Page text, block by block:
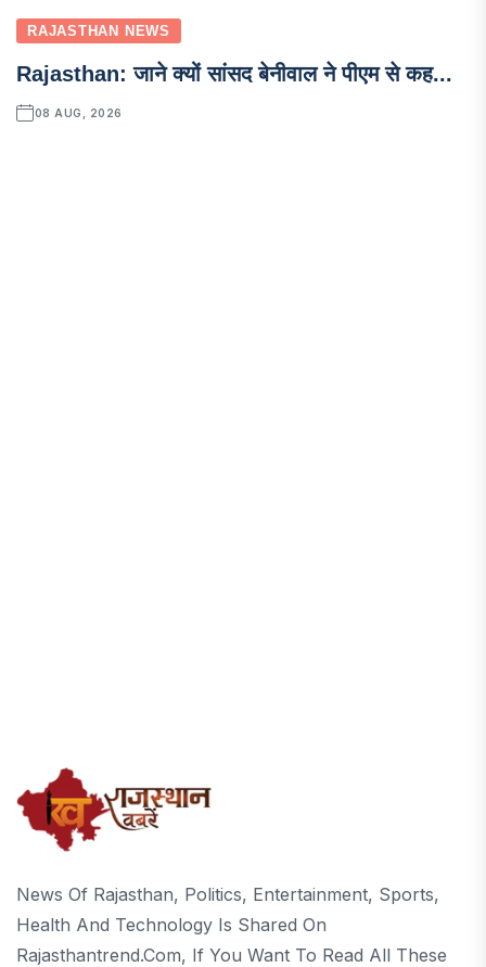
RAJASTHAN NEWS
Rajasthan: जाने क्यों सांसद बेनीवाल ने पीएम से कह...
08 AUG, 2026
News Of Rajasthan, Politics, Entertainment, Sports,
Health And Technology Is Shared On
Rajasthantrend.com, If You Want To Read All These